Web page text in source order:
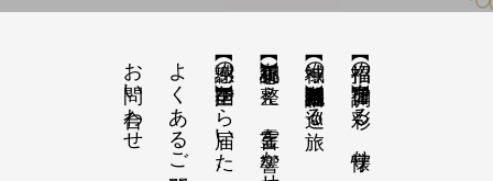
【招福の調律】日々を彩る、懐守り
【神域の系譜】神社仏閣・自然を巡る旅
【祝詞集】心を整え、言霊を響かせる
よくあるご質問
お問い合わせ